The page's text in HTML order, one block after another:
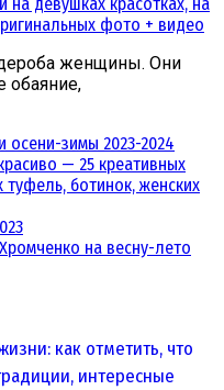
фото + видео
женщины. Они
обаяние,
зимы 2023-2024
— 25 креативных
ботинок, женских
на весну-лето
как отметить, что
интересные